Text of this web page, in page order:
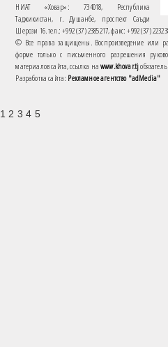
НИАТ «Ховар»: 734018, Республика
Таджикистан, г. Душанбе, проспект Саъди
Шерози 16. тел.: +992 (37) 2385217, факс: +992 (37)
© Все права защищены. Воспроизведение или
форме только с письменного разрешения
материалов сайта, ссылка наwww.khovar.tj
Разработка сайта: Рекламное агентство "adMedia"
1 2 3 4 5